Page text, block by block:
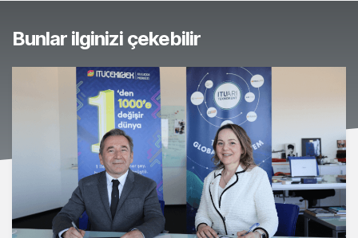
Bunlar ilginizi çekebilir